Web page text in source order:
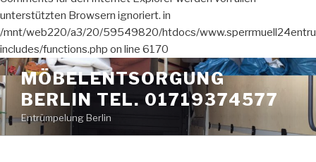
unterstützten Browsern ignoriert. in
/mnt/web220/a3/20/59549820/htdocs/
includes/functions.php on line 6170
Zum
Inhalt
springen
MÖBELENTSORGUNG
BERLIN TEL. 01719374577
Entrümpelung Berlin